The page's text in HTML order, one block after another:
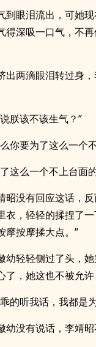
到眼泪流出，可她
得深吸一口气，不
出两滴眼泪转过身
朕该不该生气？”
你要为了这么一个
这么一个不上台面
昭没有回应这话，
衣，轻轻的揉捏了
摩按摩揉大点。”
幼轻轻侧过了头，
了，她这也不被允
的听我话，我都是
幼没有说话，李靖